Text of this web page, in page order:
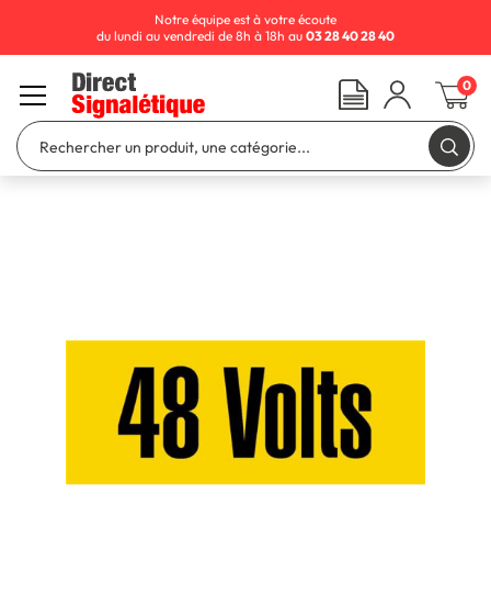
Notre équipe est à votre écoute
du lundi au vendredi de 8h à 18h au 03 28 40 28 40
0